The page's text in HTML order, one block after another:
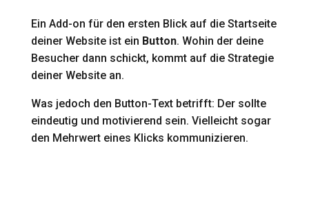
Ein Add-on für den ersten Blick auf die Startseite
deiner Website ist ein Button. Wohin der deine
Besucher dann schickt, kommt auf die Strategie
deiner Website an.
Was jedoch den Button-Text betrifft: Der sollte
eindeutig und motivierend sein. Vielleicht sogar
den Mehrwert eines Klicks kommunizieren.